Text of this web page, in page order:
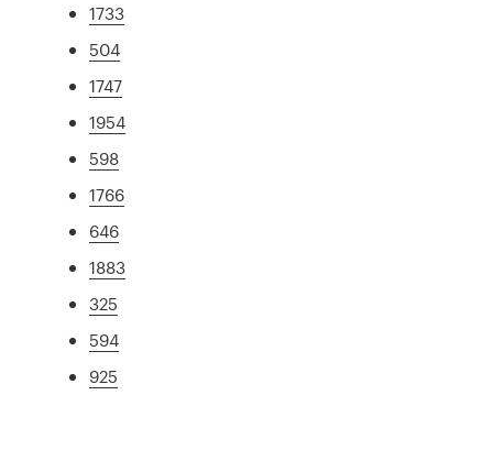
1733
504
1747
1954
598
1766
646
1883
325
594
925